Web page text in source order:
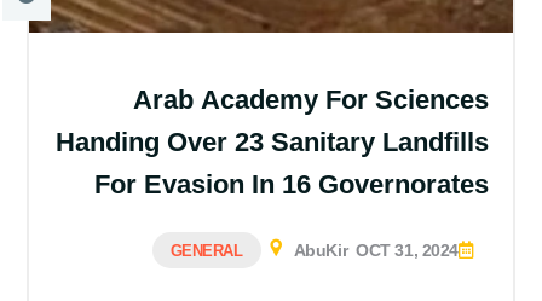
Arab Academy For Sciences
Handing Over 23 Sanitary Landfills
For Evasion In 16 Governorates
OCT 31, 2024
AbuKir
GENERAL